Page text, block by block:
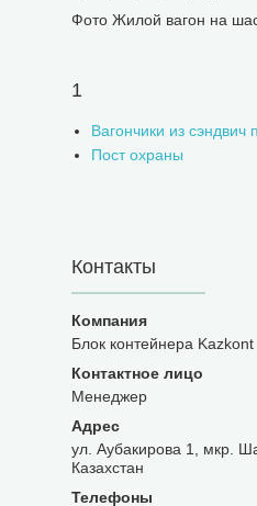
Фото Жилой вагон на
1
Вагончики из сэндвич
Пост охраны
Контакты
Блок контейнера Kazkont
Менеджер
ул. Аубакирова 1, мкр.
Казахстан